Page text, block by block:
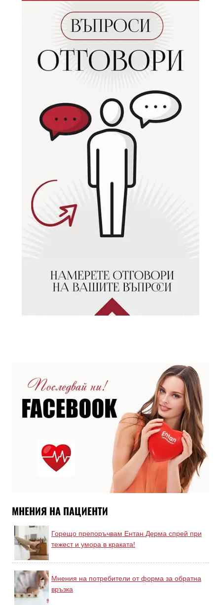
МНЕНИЯ НА ПАЦИЕНТИ
Горещо препоръчвам Ентан Дерма спрей при
тежест и умора в краката!
Мнения на потребители от форма за обратна
връзка